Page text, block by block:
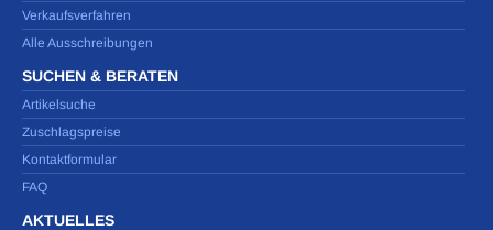
Verkaufsverfahren
Alle Ausschreibungen
SUCHEN & BERATEN
Artikelsuche
Zuschlagspreise
Kontaktformular
FAQ
AKTUELLES